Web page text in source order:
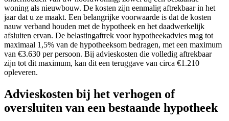
woning als nieuwbouw. De kosten zijn eenmalig aftrekbaar in het
jaar dat u ze maakt. Een belangrijke voorwaarde is dat de kosten
nauw verband houden met de hypotheek en het daadwerkelijk
afsluiten ervan. De belastingaftrek voor hypotheekadvies mag tot
maximaal 1,5% van de hypotheeksom bedragen, met een maximum
van €3.630 per persoon. Bij advieskosten die volledig aftrekbaar
zijn tot dit maximum, kan dit een teruggave van circa €1.210
opleveren.
Advieskosten bij het verhogen of
oversluiten van een bestaande hypotheek